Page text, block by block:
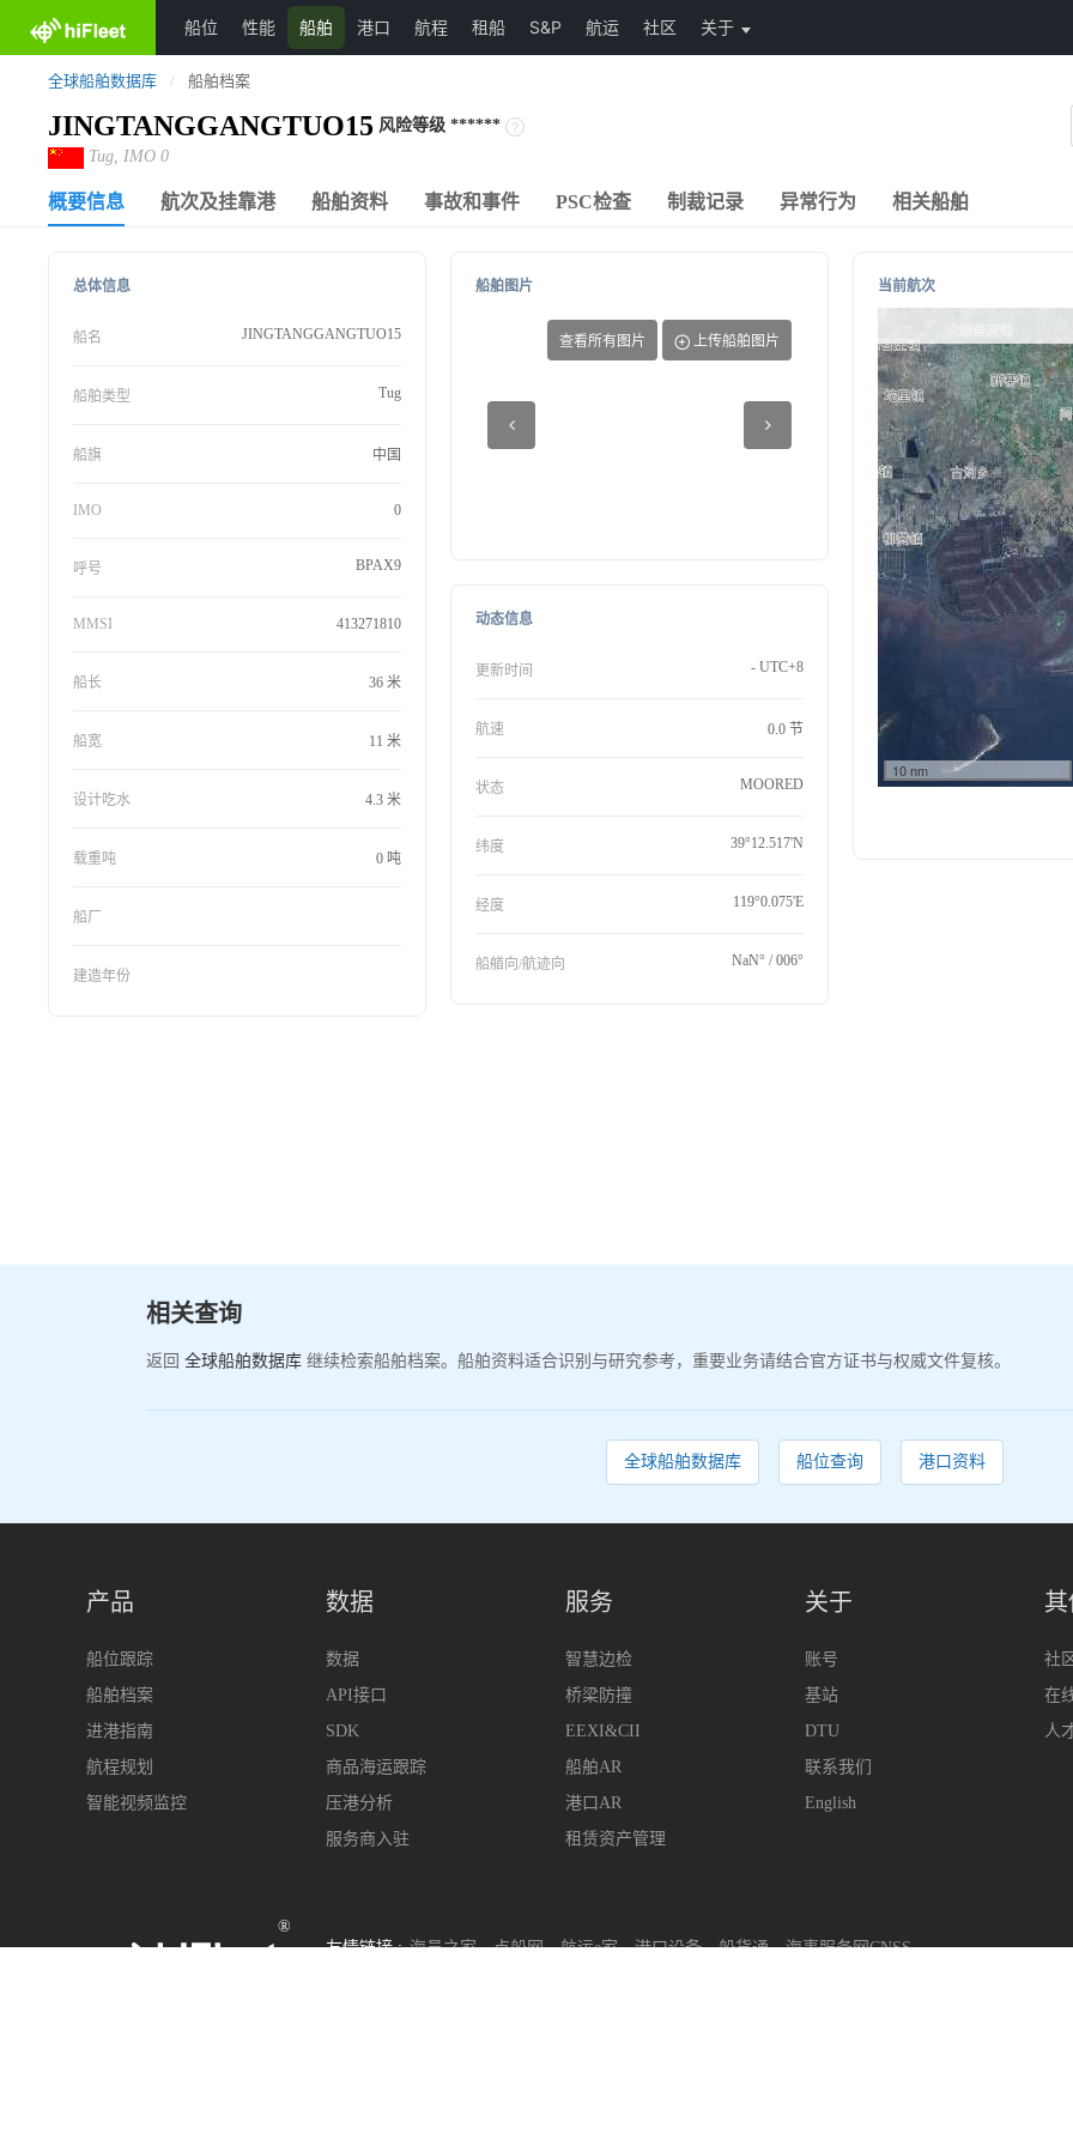
船位 性能 船舶 港口 航程 租船 S&P 航运 社区 关于
全球船舶数据库 / 船舶档案
JINGTANGGANGTUO15 风险等级 ******
Tug, IMO 0
概要信息 航次及挂靠港 船舶资料 事故和事件 PSC检查 制裁记录 异常行为 相关船舶
总体信息
船名 JINGTANGGANGTUO15
船舶类型 Tug
船旗 中国
IMO 0
呼号 BPAX9
MMSI 413271810
船长 36 米
船宽 11 米
设计吃水 4.3 米
载重吨 0 吨
船厂
建造年份
船舶图片
查看所有图片 上传船舶图片
动态信息
更新时间 - UTC+8
航速 0.0 节
状态 MOORED
纬度 39°12.517'N
经度 119°0.075'E
船艏向/航迹向 NaN° / 006°
当前航次
10 nm
相关查询
返回 全球船舶数据库 继续检索船舶档案。船舶资料适合识别与研究参考，重要业务请结合官方证书与权威文件复核。
全球船舶数据库 船位查询 港口资料
产品
船位跟踪
船舶档案
进港指南
航程规划
智能视频监控
数据
数据
API接口
SDK
商品海运跟踪
压港分析
服务商入驻
服务
智慧边检
桥梁防撞
EEXI&CII
船舶AR
港口AR
租赁资产管理
关于
账号
基站
DTU
联系我们
English
社
在
人
®
友情链接 : 海员之家 点船网 航运e家 港口设备 船货通 海事服务网CNSS